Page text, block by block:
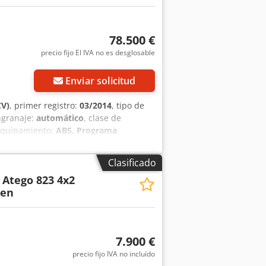
78.500 €
precio fijo El IVA no es desglosable
Enviar solicitud
, primer registro: 03/2014, tipo de
automático, clase de
ABS, Programa
cierre centralizado,
1620 mm de largo * Radio
con monitor externo * Llantas de
de ballestas/neumática *
y sistema de televisión * Placa de
* 3 puestos para caballos * Rampa
* Sistema de ventilación
carrocería ----* Dimensión de los
225/75R17,5 * Depósito de
kg * Peso en vacío: 6685 kg *
Clasificado
Atego 823 4x2
7.900 €
precio fijo IVA no incluído